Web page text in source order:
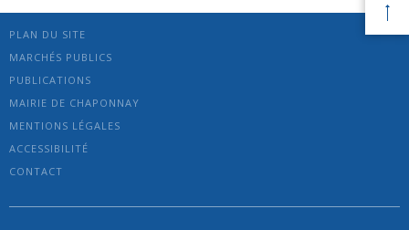
PLAN DU SITE
MARCHÉS PUBLICS
PUBLICATIONS
MAIRIE DE CHAPONNAY
MENTIONS LÉGALES
ACCESSIBILITÉ
CONTACT